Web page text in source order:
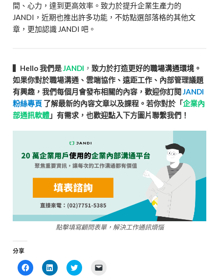
間、心力，達到更高效率。致力於提升企業生產力的
JANDI，近期也推出許多功能，不妨點選部落格的其他文
章，更加認識 JANDI 吧。
▍Hello 我們是JANDI ，致力於打造更好的職場溝通環境 。
如果你對於職場溝通、雲端協作、遠距工作、內部管理議題
有興趣，我們每個月會發布相關的內容，歡迎你訂閱JANDI
粉絲專頁 了解最新的內容文章以及課程。若你對於「企業內
部通訊軟體 」有需求，也歡迎點入下方圖片聯繫我們！
點擊填寫顧問表單，解決工作通訊煩惱
分享
Click
to
Click
to
Click
to